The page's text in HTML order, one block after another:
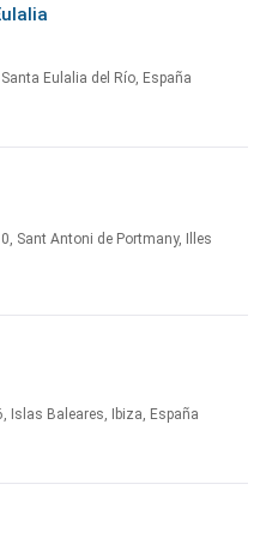
Eulalia del Río, España
Sant Antoni de Portmany, Illes
Islas Baleares, Ibiza, España